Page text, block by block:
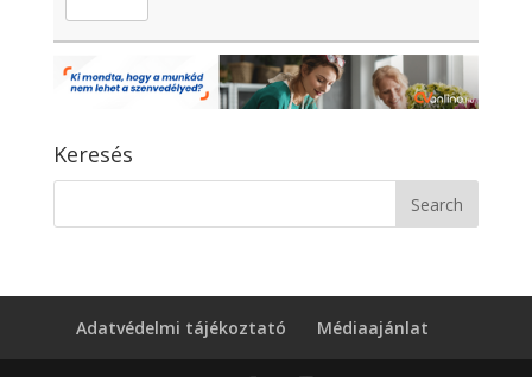
Keresés
Adatvédelmi tájékoztató Médiaajánlat